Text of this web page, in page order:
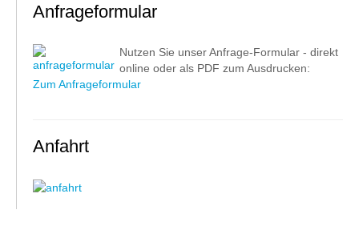
Anfrageformular
Nutzen Sie unser Anfrage-Formular - direkt
online oder als PDF zum Ausdrucken:
Zum Anfrageformular
Anfahrt